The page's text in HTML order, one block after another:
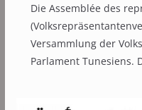
Die Assemblée des
Versammlung der
Parlament Tunesiens.